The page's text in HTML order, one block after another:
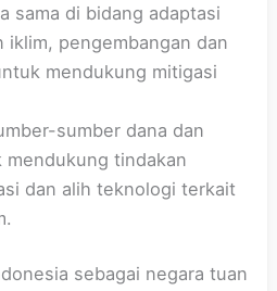
sama di bidang adaptasi
iklim, pengembangan dan
mendukung mitigasi
sumber dana dan
tindakan
dan alih teknologi terkait
sebagai negara tuan